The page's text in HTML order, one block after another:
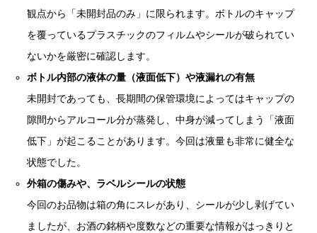
観点から「未開封品のみ」に限られます。ボトルのキャップ
を覆っているプラスチックのフィルムやシールが破られてい
ないかを厳密に確認します。
ボトル内部の液体の量（液面低下）や液漏れの有無
未開封であっても、長期間の保管環境によってはキャップの
隙間からアルコール分が蒸発し、中身が減ってしまう「液面
低下」が起こることがあります。今回は液量も非常に健全な
状態でした。
外箱の傷みや、ラベルシールの状態
今回のお品物は箱の角にスレがあり、シールが少し剥げてい
ましたが、お酒の銘柄や度数などの重要な情報がはっきりと